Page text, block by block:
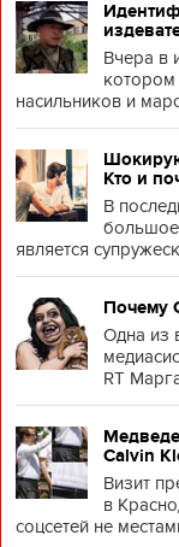
Вчера в
котором
насильников и
Кто и
В
большое
является
Почему
Одна из
RT
Calvin
Визит
в
соцсетей не